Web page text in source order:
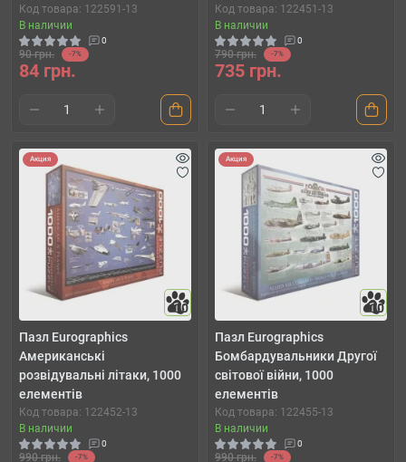
Код товара: 122591-13
В наличии
0
90 грн. -7%
84 грн.
Код товара: 122451-13
В наличии
0
790 грн. -7%
735 грн.
Акция
10
Пазл Eurographics
Американські
розвідувальні літаки, 1000
елементів
Код товара: 122452-13
В наличии
0
990 грн. -7%
Акция
10
Пазл Eurographics
Бомбардувальники Другої
світової війни, 1000
елементів
Код товара: 122455-13
В наличии
0
990 грн. -7%